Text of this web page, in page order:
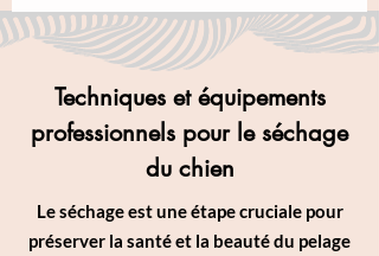
Techniques et équipements
professionnels pour le séchage
du chien
Le séchage est une étape cruciale pour
préserver la santé et la beauté du pelage